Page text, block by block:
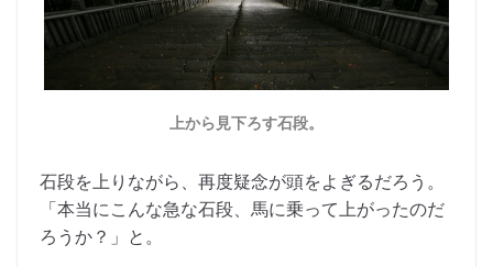
上から見下ろす石段。
石段を上りながら、再度疑念が頭をよぎるだろう。
「本当にこんな急な石段、馬に乗って上がったのだ
ろうか？」と。